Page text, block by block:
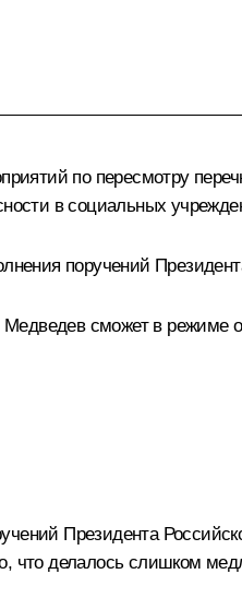
по пересмотру
в социальных
поручений
Медведев сможет в режиме
Президента
что делалось слишком